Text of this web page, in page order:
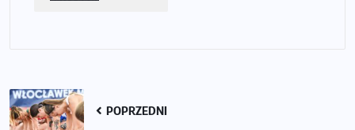
POPRZEDNI